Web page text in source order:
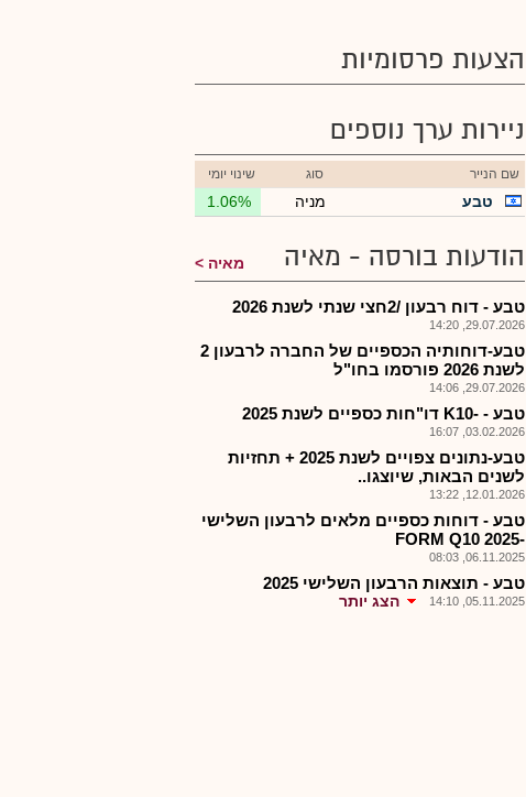
הצעות פרסומיות
ניירות ערך נוספים
שם הנייר סוג שינוי יומי
טבע מניה 1.06%
הודעות בורסה - מאיה מאיה
טבע - דוח רבעון /2חצי שנתי לשנת 2026
29.07.2026, 14:20
טבע-דוחותיה הכספיים של החברה לרבעון 2
לשנת 2026 פורסמו בחו"ל
29.07.2026, 14:06
טבע - -K10 דו"חות כספיים לשנת 2025
03.02.2026, 16:07
טבע-נתונים צפויים לשנת 2025 + תחזיות
לשנים הבאות, שיוצגו..
12.01.2026, 13:22
טבע - דוחות כספיים מלאים לרבעון השלישי
-2025 FORM Q10
06.11.2025, 08:03
טבע - תוצאות הרבעון השלישי 2025
05.11.2025, 14:10 הצג יותר